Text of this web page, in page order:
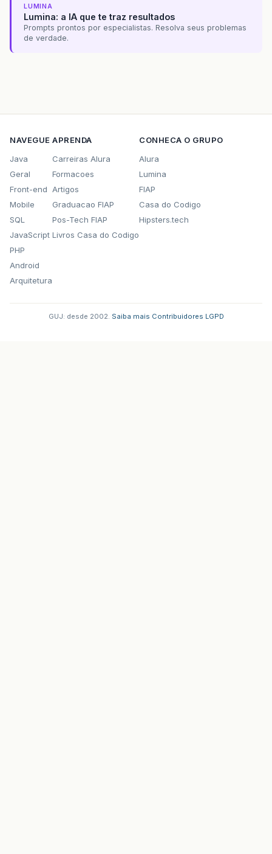
LUMINA
Lumina: a IA que te traz resultados
Prompts prontos por especialistas. Resolva seus problemas
de verdade.
NAVEGUE
Java
Geral
Front-end
Mobile
SQL
JavaScript
PHP
Android
Arquitetura
APRENDA
Carreiras Alura
Formacoes
Artigos
Graduacao FIAP
Pos-Tech FIAP
Livros Casa do Codigo
CONHECA O GRUPO
Alura
Lumina
FIAP
Casa do Codigo
Hipsters.tech
GUJ: desde 2002. Saiba mais Contribuidores LGPD